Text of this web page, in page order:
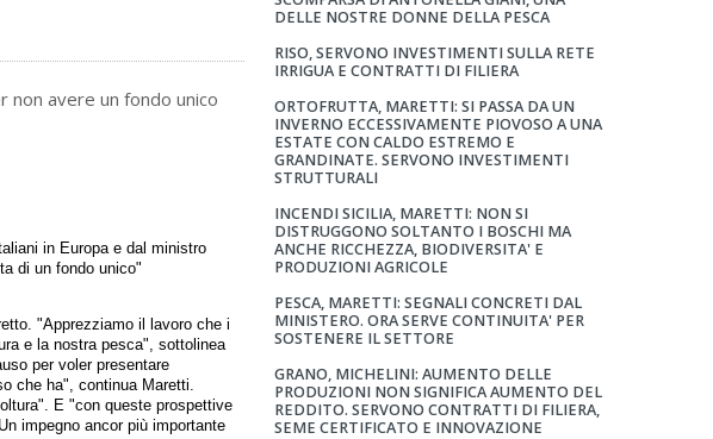
non avere un fondo unico
in Europa e dal ministro
di un fondo unico"
"Apprezziamo il lavoro che i
e la nostra pesca", sottolinea
per voler presentare
che ha", continua Maretti.
E "con queste prospettive
impegno ancor più importante
DELLE NOSTRE DONNE DELLA PESCA
RISO, SERVONO INVESTIMENTI SULLA RETE
IRRIGUA E CONTRATTI DI FILIERA
ORTOFRUTTA, MARETTI: SI PASSA DA UN
INVERNO ECCESSIVAMENTE PIOVOSO A UNA
ESTATE CON CALDO ESTREMO E
GRANDINATE. SERVONO INVESTIMENTI
STRUTTURALI
INCENDI SICILIA, MARETTI: NON SI
DISTRUGGONO SOLTANTO I BOSCHI MA
ANCHE RICCHEZZA, BIODIVERSITA' E
PRODUZIONI AGRICOLE
PESCA, MARETTI: SEGNALI CONCRETI DAL
MINISTERO. ORA SERVE CONTINUITA' PER
SOSTENERE IL SETTORE
GRANO, MICHELINI: AUMENTO DELLE
PRODUZIONI NON SIGNIFICA AUMENTO DEL
REDDITO. SERVONO CONTRATTI DI FILIERA,
SEME CERTIFICATO E INNOVAZIONE